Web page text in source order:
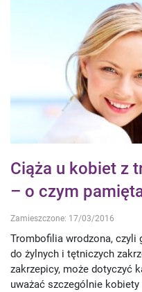
Ciąża u kobiet z
– o czym
Zamieszczone: 17/03/2016
Trombofilia wrodzona, czyli
do żylnych i tętniczych
zakrzepicy, może dotyczyć
uważać szczególnie